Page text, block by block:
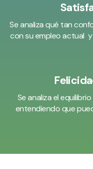
Se analiza qué tan
con su empleo actual
Se analiza el
entendiendo que